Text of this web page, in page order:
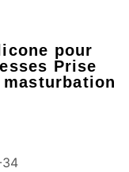
pour
Prise
34